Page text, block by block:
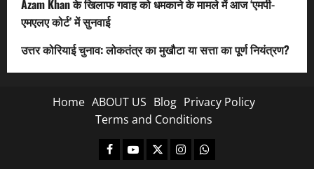
Azam Khan के खिलाफ गवाह को धमकाने के मामले में आज ‘एमपी-
एमएलए कोर्ट’ में सुनवाई
उत्तर कोरियाई चुनाव: लोकतंत्र का मुखौटा या सत्ता का पूर्ण नियंत्रण?
Home ABOUT US Blog Privacy Policy
Terms and Conditions
Facebook
Youtube
X InstagramWhatsapp